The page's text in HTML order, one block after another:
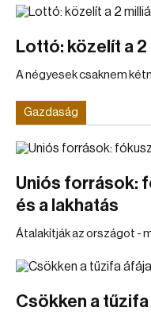
Lottó: közelít a
A négyesek csaknem
Gazdaság
Uniós források:
és a lakhatás
Átalakítják az országot -
Csökken a